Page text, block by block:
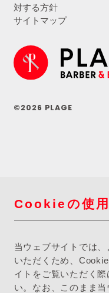
対する方針
サイトマップ
©2026 PLAGE
Cookieの使
当ウェブサイトでは
いただくため、
イトをご覧いただく
い。なお、このまま